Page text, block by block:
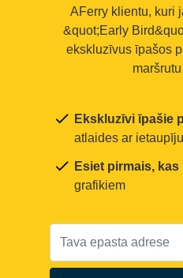
AFerry klientu, kuri
&quot;Early
ekskluzīvus īpašos
Ekskluzīvi īpašie
atlaides ar
Esiet pirmais, kas
grafikiem